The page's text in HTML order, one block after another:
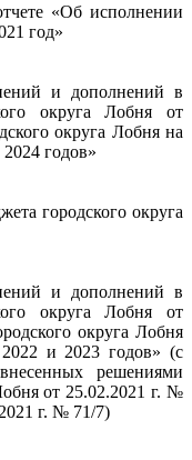
«Об исполнении
год»
и дополнений в
округа Лобня от
округа Лобня на
годов»
городского округа
и дополнений в
округа Лобня от
округа Лобня
и 2023 годов» (с
решениями
от 25.02.2021 г. №
г. № 71/7)